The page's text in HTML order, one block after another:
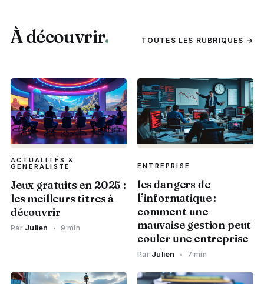
À découvrir. TOUTES LES RUBRIQUES →
ACTUALITÉS &
GÉNÉRALISTE
Jeux gratuits en 2025 :
les meilleurs titres à
découvrir
Par Julien 9 min
ENTREPRISE
les dangers de
l’informatique :
comment une
mauvaise gestion peut
couler une entreprise
Par Julien 7 min